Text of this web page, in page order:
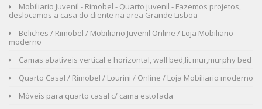
Mobiliario Juvenil - Rimobel - Quarto juvenil - Fazemos projetos,
deslocamos a casa do cliente na area Grande Lisboa
Beliches / Rimobel / Mobiliario Juvenil Online / Loja Mobiliario
moderno
Camas abatíveis vertical e horizontal, wall bed,lit mur,murphy bed
Quarto Casal / Rimobel / Lourini / Online / Loja Mobiliario moderno
Móveis para quarto casal c/ cama estofada